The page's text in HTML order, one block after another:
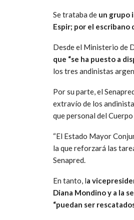
Se trataba de un grupo
Espir; por el escribano
Desde el Ministerio de
que “se ha puesto a
los tres andinistas
Por su parte, el
extravío de los
que personal del
“El Estado Mayor
la que reforzará las
Senapred.
En tanto, la
Diana Mondino y a la
“puedan ser